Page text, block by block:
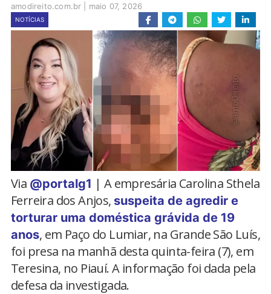
amodireito.com.br maio 07, 2026
NOTÍCIAS
Via @portalg1 | A empresária Carolina Sthela
Ferreira dos Anjos, suspeita de agredir e
torturar uma doméstica grávida de 19
anos, em Paço do Lumiar, na Grande São Luís,
foi presa na manhã desta quinta-feira (7), em
Teresina, no Piauí. A informação foi dada pela
defesa da investigada.